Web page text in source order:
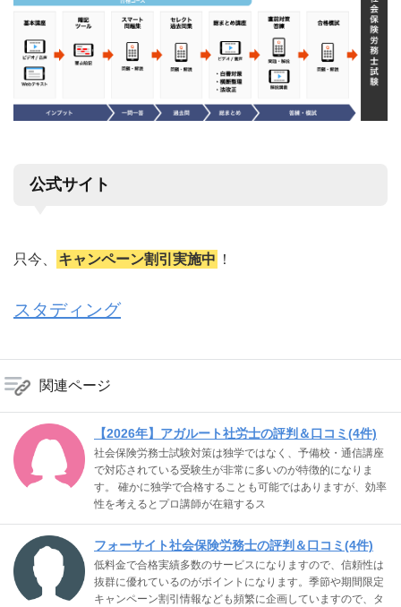
公式サイト
只今、 キャンペーン割引実施中 ！
スタディング
関連ページ
【2026年】アガルート社労士の評判＆口コミ(4件)
社会保険労務士試験対策は独学ではなく、予備校・通信講座
で対応されている受験生が非常に多いのが特徴的になりま
す。 確かに独学で合格することも可能ではありますが、効率
性を考えるとプロ講師が在籍するス
フォーサイト社会保険労務士の評判＆口コミ(4件)
低料金で合格実績多数のサービスになりますので、信頼性は
抜群に優れているのがポイントになります。季節や期間限定
キャンペーン割引情報なども頻繁に企画していますので、タ